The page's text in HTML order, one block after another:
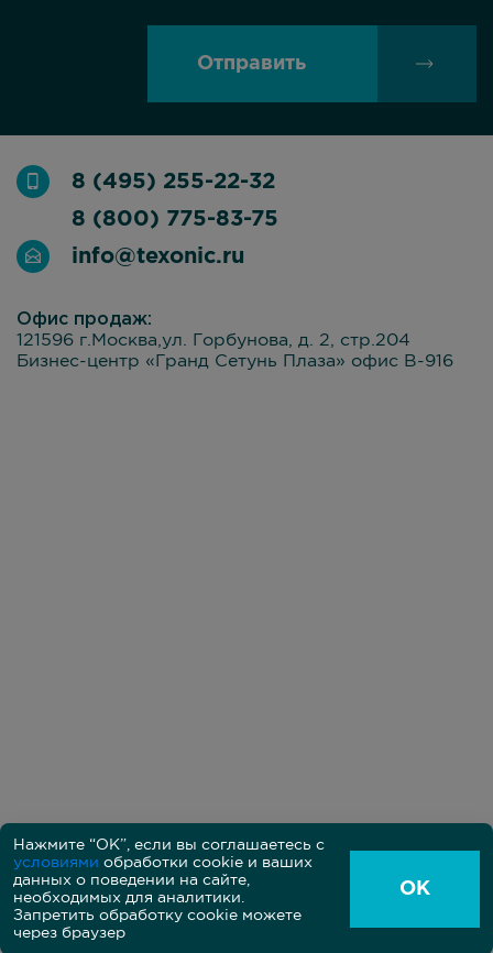
Отправить
8 (495) 255-22-32
8 (800) 775-83-75
info@texonic.ru
Офис продаж:
121596 г.Москва,ул. Горбунова, д. 2, стр.204
Бизнес-центр «Гранд Сетунь Плаза» офис В-916
Политика в области обработки персональных данных
Пользовательское соглашение между владельцем и
пользователем сайта
Согласие на обработку персональных данных на сайте
Нажмите “ОК”, если вы соглашаетесь с
условиями обработки cookie и ваших
данных о поведении на сайте,
необходимых для аналитики.
Запретить обработку cookie можете
через браузер
ОК